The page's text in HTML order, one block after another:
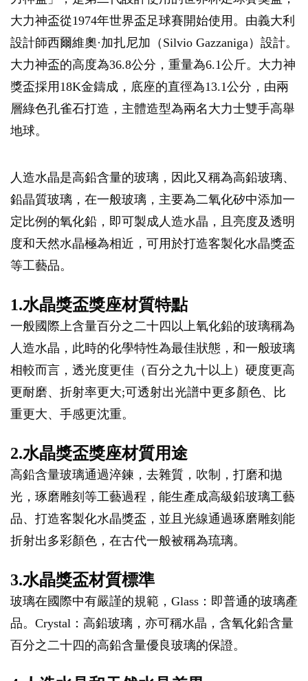
大力神盃從1974年世界盃足球賽開始使用。由義大利
設計師西爾維奧·加扎尼加（Silvio Gazzaniga）設計。
大力神盃的高度為36.8公分，重量為6.1公斤。大力神
獎盃採用18K金鑄成，底座的直徑為13.1公分，由兩
層綠色孔雀石打造，主體造型為兩名大力士雙手高舉
地球。
人造水晶是高鉛含量的玻璃，因此又稱為高鉛玻璃、
鉛晶質玻璃，在一般玻璃，主要為二氧化矽中添加一
定比例的氧化鉛，即可製成人造水晶，且亮度及透明
度和天然水晶極為相近，可用於打造客製化水晶獎盃
等工藝品。
1.水晶獎盃獎座材質特點
一般國際上含量百分之二十四以上氧化鉛的玻璃稱為
人造水晶，此時的化學特性為最佳狀態，和一般玻璃
相較而言，透光度更佳（百分之九十以上）硬度更高
更耐磨、折射率更大;可透射出光譜中更多顏色、比
重更大、手感更沈重。
2.水晶獎盃獎座材質用途
高鉛含量玻璃通過淬鍊，去雜質，吹制，打磨和拋
光，琢磨雕刻等工藝過程，能生產成高級鉛玻璃工藝
品、打造客製化水晶獎盃，並且光線通過琢磨雕刻能
折射出多彩顏色，在古代一般被稱為琉璃。
3.水晶獎盃材質標準
玻璃在國際中有嚴謹的規範，Glass：即普通的玻璃產
品。Crystal：高鉛玻璃，亦可稱水晶，含氧化鉛含量
百分之二十四的高鉛含量優良玻璃的保證。